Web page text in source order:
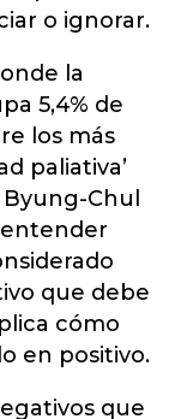
o ignorar.
la
5,4% de
los más
paliativa’
Chul
entender
que debe
cómo
en positivo.
que